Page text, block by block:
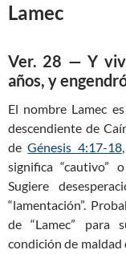
Lamec
Ver. 28 — Y
años, y
El nombre Lamec
descendiente de
deGénesis 4:17-18
significa “cautivo”
Sugiere
“lamentación”.
de “Lamec” para
condición de maldad